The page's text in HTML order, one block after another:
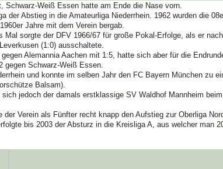
Weiß Essen hatte am Ende die Nase vorn.
der Abstieg in die Amateurliga Niederrhein. 1962 wurden die
Jahre mit dem Verein bergab.
sorgte der DFV 1966/67 für große Pokal-Erfolge, als er
(1:0) ausschaltete.
Alemannia Aachen mit 1:5, hatte sich aber für die
Schwarz-Weiß Essen.
und konnte im selben Jahr den FC Bayern München zu
Balsam).
jedoch der damals erstklassige SV Waldhof Mannheim
Verein als Fünfter recht knapp den Aufstieg zur Oberliga
bis 2003 der Absturz in die Kreisliga A, aus welcher man